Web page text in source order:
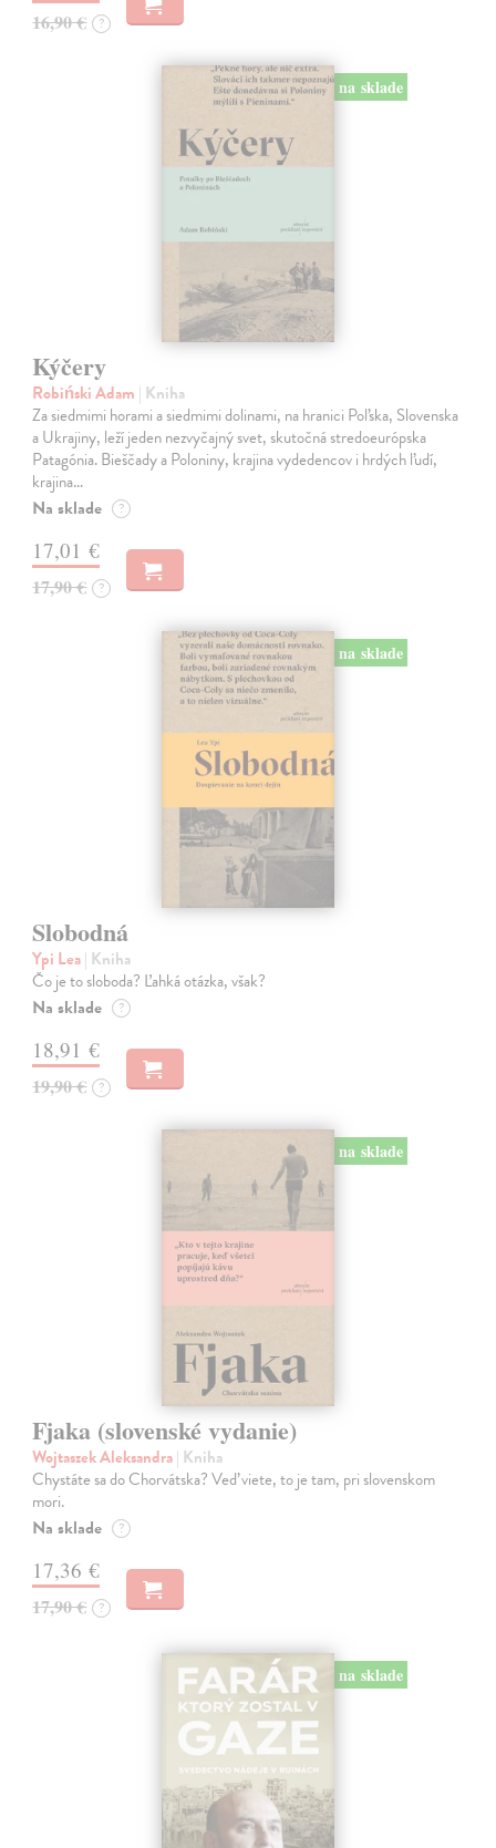
16,90 € ?
na sklade
Kýčery
Robiński Adam | Kniha
Za siedmimi horami a siedmimi dolinami, na hranici Poľska, Slovenska
a Ukrajiny, leží jeden nezvyčajný svet, skutočná stredoeurópska
Patagónia. Bieščady a Poloniny, krajina vydedencov i hrdých ľudí,
krajina…
Na sklade ?
17,01 €
17,90 € ?
na sklade
Slobodná
Ypi Lea| Kniha
Čo je to sloboda? Ľahká otázka, však?
Na sklade ?
18,91 €
19,90 € ?
na sklade
Fjaka (slovenské vydanie)
Wojtaszek Aleksandra| Kniha
Chystáte sa do Chorvátska? Veď viete, to je tam, pri slovenskom
mori.
Na sklade ?
17,36 €
17,90 € ?
na sklade